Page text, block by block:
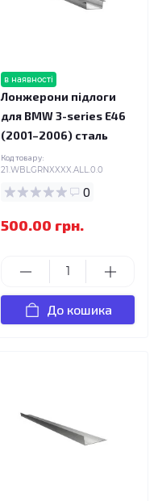
в наявності
Лонжерони підлоги
для BMW 3-series E46
(2001–2006) сталь
Код товару:
21.WBLGRNXXXX.ALL.0.0
0
500.00 грн.
До кошика